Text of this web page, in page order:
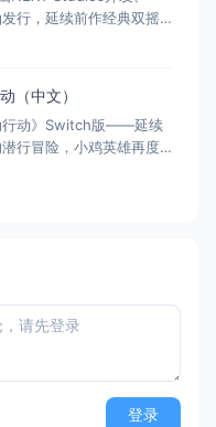
S行，延续前作经典双摇
首次支持最多4人联机合
中文，2025年11月5日
港服约73
（中文）
行动》Switch版——延续
行冒险，小鸡英雄再度
冒险类（潜行 × 动作平
登录